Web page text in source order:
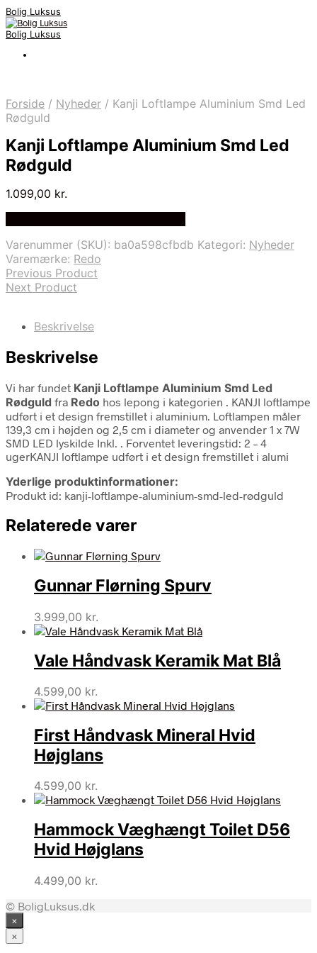
Bolig Luksus
Bolig Luksus
Forside / Nyheder / Kanji Loftlampe Aluminium Smd Led
Rødguld
Kanji Loftlampe Aluminium Smd Led
Rødguld
1.099,00 kr.
Varenummer (SKU): ba0a598cfbdb Kategori: Nyheder
Varemærke: Redo
Previous Product
Next Product
Beskrivelse
Beskrivelse
Vi har fundet Kanji Loftlampe Aluminium Smd Led
Rødguld fra Redo hos lepong i kategorien . KANJI loftlampe
udført i et design fremstillet i aluminium. Loftlampen måler
139,3 cm i højden og 2,5 cm i diameter og anvender 1 x 7W
SMD LED lyskilde Inkl. . Forventet leveringstid: 2 – 4
ugerKANJI loftlampe udført i et design fremstillet i alumi
Yderlige produktinformationer:
Produkt id: kanji-loftlampe-aluminium-smd-led-rødguld
Relaterede varer
Gunnar Flørning Spurv
3.999,00 kr.
Vale Håndvask Keramik Mat Blå
4.599,00 kr.
First Håndvask Mineral Hvid
Højglans
4.599,00 kr.
Hammock Væghængt Toilet D56
Hvid Højglans
4.499,00 kr.
© BoligLuksus.dk
×
×